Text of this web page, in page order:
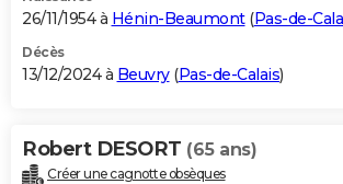
26/11/1954 à Hénin-Beaumont(Pas-de-
Décès
13/12/2024 à Beuvry(Pas-de-Calais)
Robert DESORT (65 ans)
Créer une cagnotte obsèques